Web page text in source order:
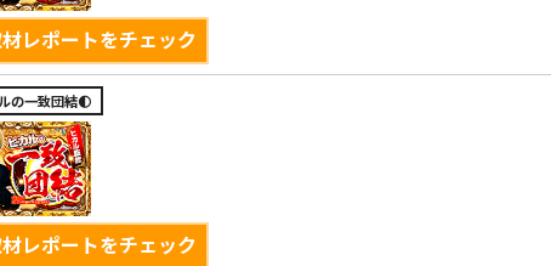
レポートをチェック
の一致団結🌓
レポートをチェック